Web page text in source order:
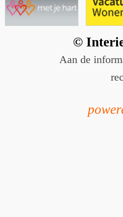
©
Aan de